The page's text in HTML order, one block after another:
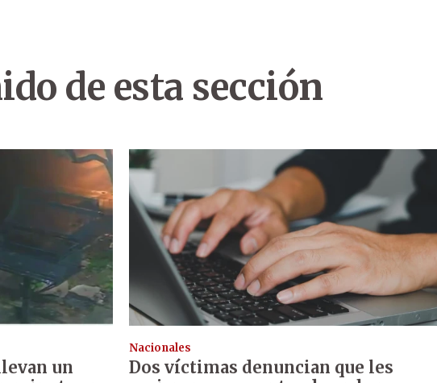
de esta sección
un
Nacionales
Dos víctimas denuncian que les